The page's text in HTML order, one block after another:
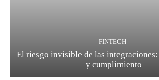
FINTECH
El riesgo invisible de las integraciones:
y cumplimiento